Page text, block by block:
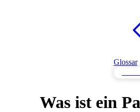
Glossar
Was ist ein